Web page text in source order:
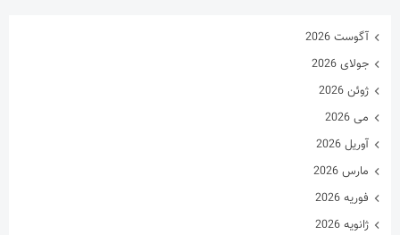
آگوست 2026
جولای 2026
ژوئن 2026
می 2026
آوریل 2026
مارس 2026
فوریه 2026
ژانویه 2026